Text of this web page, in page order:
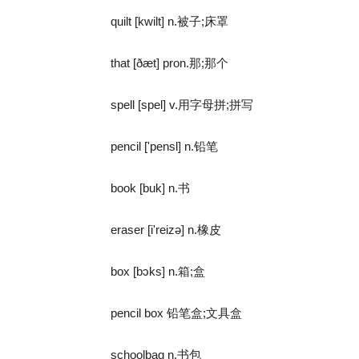
quilt [kwilt] n.被子;床罩
that [ðæt] pron.那;那个
spell [spel] v.用字母拼;拼写
pencil ['pensl] n.铅笔
book [buk] n.书
eraser [i'reizə] n.橡皮
box [bɔks] n.箱;盒
pencil box 铅笔盒;文具盒
schoolbag n.书包